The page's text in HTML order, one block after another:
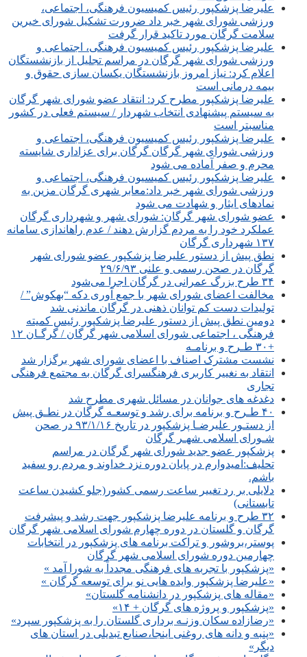
علیرضا پزشکپور رئیس کمیسیون فرهنگی، اجتماعی،
ورزشی شورای شهر خبر داد ضرورت تشکیل شورای خیرین
سلامت گرگان مورد تاکید قرار گرفت
علیرضا پزشکپور رئیس کمیسیون فرهنگی، اجتماعی و
ورزشی شورای شهر گرگان در مراسم تجلیل از بازنشستگان
اعلام کرد: نیاز امروز بازنشستگان یکسان سازی حقوق و
بیمه درمانی است
علیرضا پزشکپور مطرح کرد: انتقاد عضو شورای شهر گرگان
به سیستم پیشنهادی انتخاب شهردار / سیستم فعلی در کشور
مناسبتر است
علیرضا پزشکپور رئیس کمیسیون فرهنگی، اجتماعی و
ورزشی شورای شهر گرگان گرگان برای عزاداری شایسته
محرم و صفر آماده می شود
علیرضا پزشکپور رئیس کمیسیون فرهنگی، اجتماعی و
ورزشی شورای شهر خبر داد:معابر شهری گرگان مزین به
نمادهای ایثار و شهادت می شود
عضو شورای شهر گرگان: شورای شهر و شهرداری گرگان
عملکرد خود را به مردم گزارش دهند / عدم راه‎اندازی سامانه
۱۳۷ شهرداری گرگان
نطق پیش از دستور علیرضا پزشکپور عضو شورای شهر
گرگان در صحن رسمی و علنی ۲۹/۶/۹۳
۳۴ طرح بزرگ عمرانی در گرگان اجرا می‌شود
مخالفت اعضای شورای شهر با جمع آوری دکه “بهکوش” /
تولیدات دست کم توانان ذهنی در گرگان ماندنی شد
دومین نطق پیش از دستور علیرضا پزشکپور رئیس کمیته
فرهنگی ، اجتماعی شورای اسلامی شهر گرگان / گرگـان ۱۲
+۳۰ طـرح و برنامـه
نشست مشترک اصناف با اعضای شورای شهر برگزار شد
انتقاد به نغییر کاربری فرهنگسرای گرگان به مجتمع فرهنگی
تجاری
دغدغه های جوانان در مسائل شهری مطرح شد
۴۰ طـرح و برنامه برای رشد و توسعـه گرگان در نطـق پیش
از دستـور علیرضـا پزشکپور در تاریخ ۹۳/۱/۱۶ در صحن
شـورای اسلامی شهـر گرگان
پزشکپور عضو جدید شورای شهر گرگان در مراسم
تحلیف:امیدوارم در پایان دوره نزد خداوند و مردم رو سفید
باشم.
دلایلی بر رد تغییر ساعت رسمی کشور(جلو کشیدن ساعت
تابستانی)
۳۲ طرح و برنامه علیرضا پزشکپور جهت رشد و پیشرفت
گرگان و گلستان در دوره چهارم شورای اسلامی شهر گرگان
پوستر،بروشور و تراکت برنامه های پزشکپور در انتخابات
چهارمین دوره شورای اسلامی شهر گرگان
«پزشکپور با تجربه های فرهنگی مجدداً به شورا آمد »
«علیرضا پزشکپور وایده هایی نو برای توسعه گرگان »
«مقاله های پزشکپور در دانشنامه گلستان»
«پزشکپور و پروژه های گرگان + ۱۴»
«رضازاده سکان وزنـه برداری گلستان را به پزشکپور سپرد»
«پنبه و دانه های روغنی اینجا،صنایع تبدیلی در استان های
دیگر»